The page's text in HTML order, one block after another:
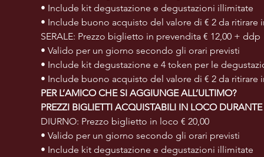
• Include kit degustazione e degustazioni illimitate
• Include buono acquisto del valore di € 2 da ritirare
SERALE: Prezzo biglietto in prevendita € 12,00 + ddp
• Valido per un giorno secondo gli orari previsti
• Include kit degustazione e 4 token per le
• Include buono acquisto del valore di € 2 da ritirare
PER L’AMICO CHE SI AGGIUNGE ALL’ULTIMO?
PREZZI BIGLIETTI ACQUISTABILI IN LOCO DURANTE
DIURNO: Prezzo biglietto in loco € 20,00
• Valido per un giorno secondo gli orari previsti
• Include kit degustazione e degustazioni illimitate